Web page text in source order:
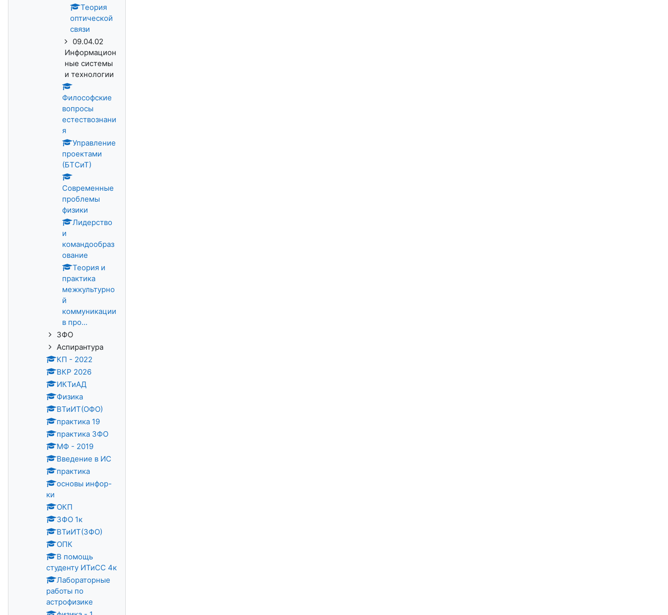
Теория
оптической
связи
09.04.02
Информацион
ные системы
и технологии
Философские
вопросы
естествознани
я
Управление
проектами
(БТСиТ)
Современные
проблемы
физики
Лидерство
и
командообраз
ование
Теория и
практика
межкультурно
й
коммуникации
в про...
ЗФО
Аспирантура
КП - 2022
ВКР 2026
ИКТиАД
Физика
ВТиИТ(ОФО)
практика 19
практика ЗФО
МФ - 2019
Введение в ИС
практика
основы инфор-
ки
ОКП
ЗФО 1к
ВТиИТ(ЗФО)
ОПК
В помощь
студенту ИТиСС 4к
Лабораторные
работы по
астрофизике